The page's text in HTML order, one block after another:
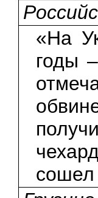
«На
годы
сошел